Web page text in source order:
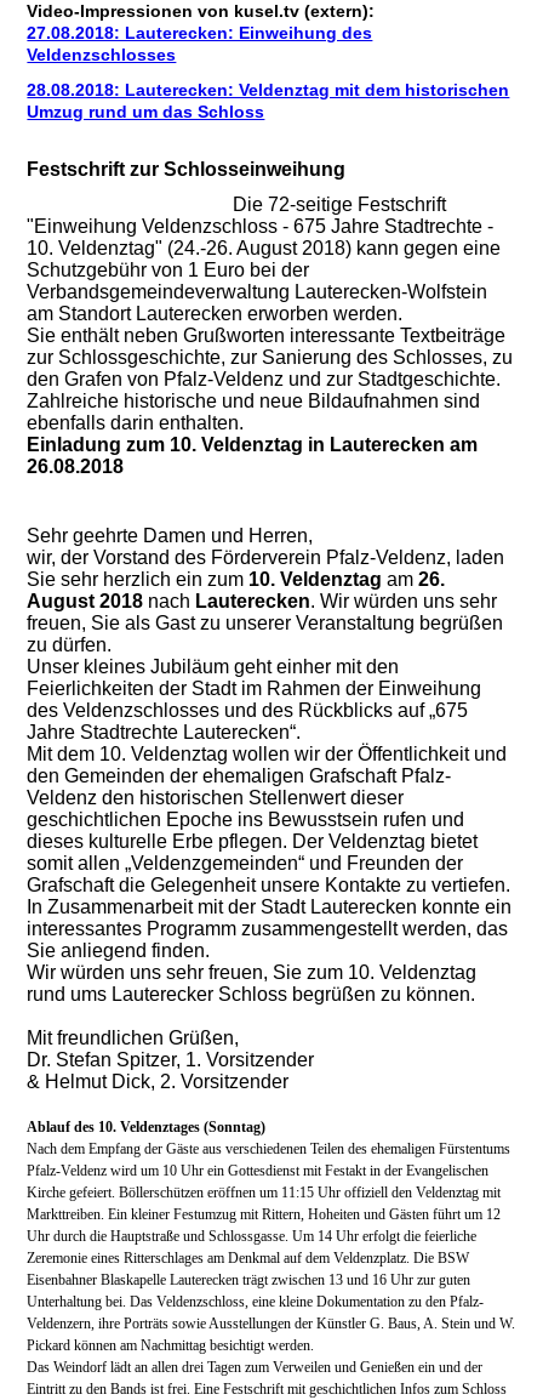
Video-Impressionen von kusel.tv (extern):
27.08.2018: Lauterecken: Einweihung des
Veldenzschlosses
28.08.2018: Lauterecken: Veldenztag mit dem historischen
Umzug rund um das Schloss
Festschrift zur Schlosseinweihung
Die 72-seitige Festschrift
"Einweihung Veldenzschloss - 675 Jahre Stadtrechte -
10. Veldenztag" (24.-26. August 2018) kann gegen eine
Schutzgebühr von 1 Euro bei der
Verbandsgemeindeverwaltung Lauterecken-Wolfstein
am Standort Lauterecken erworben werden.
Sie enthält neben Grußworten interessante Textbeiträge
zur Schlossgeschichte, zur Sanierung des Schlosses, zu
den Grafen von Pfalz-Veldenz und zur Stadtgeschichte.
Zahlreiche historische und neue Bildaufnahmen sind
ebenfalls darin enthalten.
Einladung zum 10. Veldenztag in Lauterecken am
26.08.2018
Sehr geehrte Damen und Herren,
wir, der Vorstand des Förderverein Pfalz-Veldenz, laden
Sie sehr herzlich ein zum 10. Veldenztag am26.
August 2018 nach Lauterecken. Wir würden uns sehr
freuen, Sie als Gast zu unserer Veranstaltung begrüßen
zu dürfen.
Unser kleines Jubiläum geht einher mit den
Feierlichkeiten der Stadt im Rahmen der Einweihung
des Veldenzschlosses und des Rückblicks auf „675
Jahre Stadtrechte Lauterecken“.
Mit dem 10. Veldenztag wollen wir der Öffentlichkeit und
den Gemeinden der ehemaligen Grafschaft Pfalz-
Veldenz den historischen Stellenwert dieser
geschichtlichen Epoche ins Bewusstsein rufen und
dieses kulturelle Erbe pflegen. Der Veldenztag bietet
somit allen „Veldenzgemeinden“ und Freunden der
Grafschaft die Gelegenheit unsere Kontakte zu vertiefen.
In Zusammenarbeit mit der Stadt Lauterecken konnte ein
interessantes Programm zusammengestellt werden, das
Sie anliegend finden.
Wir würden uns sehr freuen, Sie zum 10. Veldenztag
rund ums Lauterecker Schloss begrüßen zu können.
Mit freundlichen Grüßen,
Dr. Stefan Spitzer, 1. Vorsitzender
& Helmut Dick, 2. Vorsitzender
Ablauf des 10. Veldenztages (Sonntag)
Nach dem Empfang der Gäste aus verschiedenen Teilen des ehemaligen Fürstentums
Pfalz-Veldenz wird um 10 Uhr ein Gottesdienst mit Festakt in der Evangelischen
Kirche gefeiert. Böllerschützen eröffnen um 11:15 Uhr offiziell den Veldenztag mit
Markttreiben. Ein kleiner Festumzug mit Rittern, Hoheiten und Gästen führt um 12
Uhr durch die Hauptstraße und Schlossgasse. Um 14 Uhr erfolgt die feierliche
Zeremonie eines Ritterschlages am Denkmal auf dem Veldenzplatz. Die BSW
Eisenbahner Blaskapelle Lauterecken trägt zwischen 13 und 16 Uhr zur guten
Unterhaltung bei. Das Veldenzschloss, eine kleine Dokumentation zu den Pfalz-
Veldenzern, ihre Porträts sowie Ausstellungen der Künstler G. Baus, A. Stein und W.
Pickard können am Nachmittag besichtigt werden.
Das Weindorf lädt an allen drei Tagen zum Verweilen und Genießen ein und der
Eintritt zu den Bands ist frei. Eine Festschrift mit geschichtlichen Infos zum Schloss